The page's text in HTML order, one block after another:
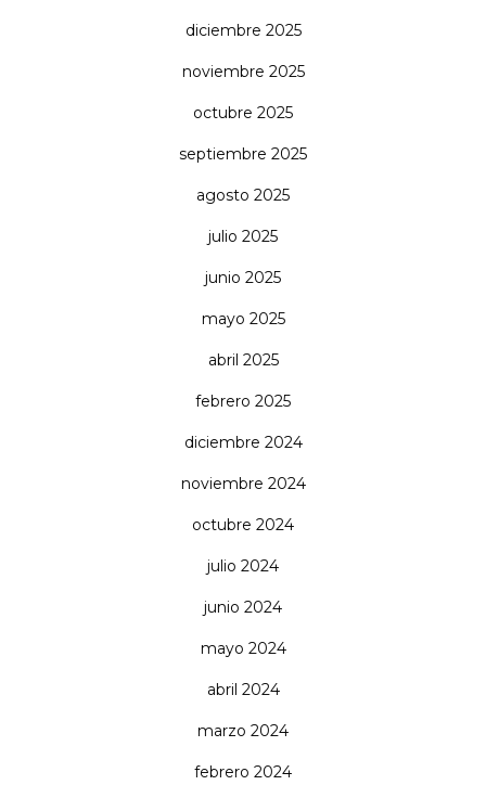
diciembre 2025
noviembre 2025
octubre 2025
septiembre 2025
agosto 2025
julio 2025
junio 2025
mayo 2025
abril 2025
febrero 2025
diciembre 2024
noviembre 2024
octubre 2024
julio 2024
junio 2024
mayo 2024
abril 2024
marzo 2024
febrero 2024